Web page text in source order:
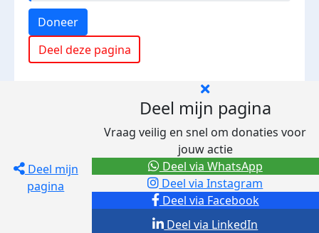
Doneer
Deel deze pagina
Deel mijn
pagina
Deel mijn pagina
Vraag veilig en snel om donaties voor
jouw actie
Deel via Facebook
Deel via Instagram
Deel via LinkedIn
Deel via WhatsApp